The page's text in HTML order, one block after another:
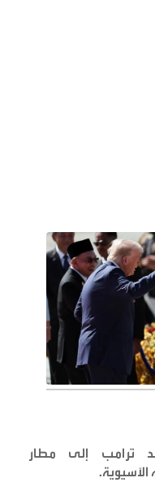
ترامب إلى مطار
الآسيوية.